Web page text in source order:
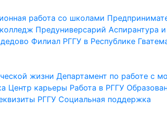
работа со школами
Предуниверсарий Аспирантура
Филиал РГГУ в Республике
жизни Департамент по работе с
Центр карьеры Работа в РГГУ
РГГУ Социальная поддержка